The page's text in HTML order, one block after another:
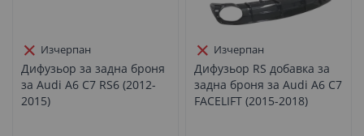
Изчерпан
Дифузьор за задна броня
за Audi А6 C7 RS6 (2012-
2015)
Изчерпан
Дифузьор RS добавка за
задна броня за Audi А6 C7
FACELIFT (2015-2018)